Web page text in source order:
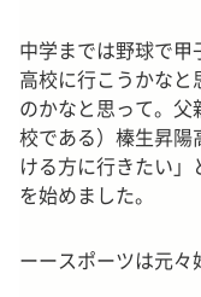
中学までは野球で
高校に行こうかな
のかなと思って。
校である）榛生昇
ける方に行きたい
を始めました。
ーースポーツは元々